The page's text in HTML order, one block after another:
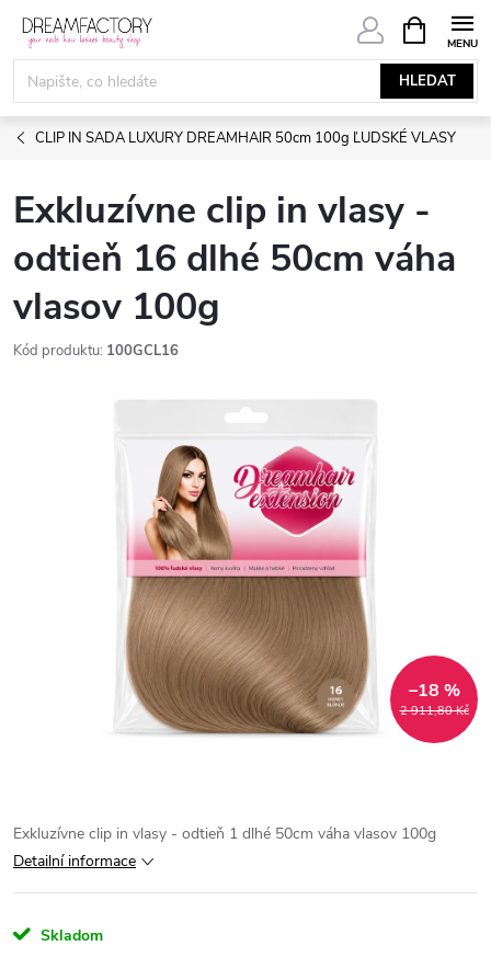
Přejít
obsah
HLEDAT
NÁKUPNÍ
KOŠÍK
CLIP IN SADA LUXURY DREAMHAIR 50cm 100g ĽUDSKÉ VLASY
Exkluzívne clip in vlasy -
odtieň 16 dlhé 50cm váha
vlasov 100g
Kód produktu: 100GCL16
2 911,80 Kč
–18 %
Exkluzívne clip in vlasy - odtieň 1 dlhé 50cm váha vlasov 100g
Detailní informace
Skladom